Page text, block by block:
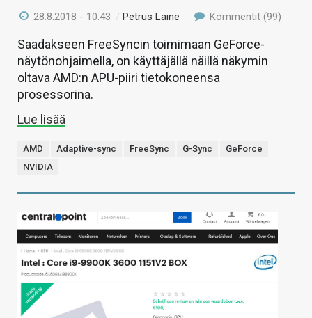
28.8.2018 - 10:43 /Petrus Laine Kommentit (99)
Saadakseen FreeSyncin toimimaan GeForce-
näytönohjaimella, on käyttäjällä näillä näkymin
oltava AMD:n APU-piiri tietokoneensa
prosessorina.
Lue lisää
AMD Adaptive-sync FreeSync G-Sync
GeForce
NVIDIA